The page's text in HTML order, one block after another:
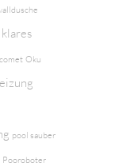
klares
Oku
pool sauber
Pooroboter